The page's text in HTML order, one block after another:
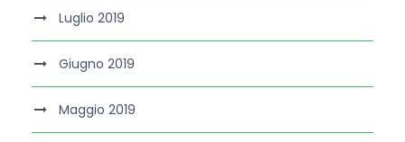
Luglio 2019
Giugno 2019
Maggio 2019